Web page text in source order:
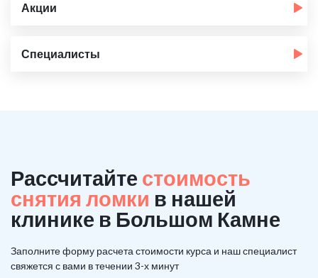
Акции
Специалисты
Рассчитайте стоимость
снятия ломки в нашей
клинике в Большом Камне
Заполните форму расчета стоимости курса и наш специалист
свяжется с вами в течении 3-х минут